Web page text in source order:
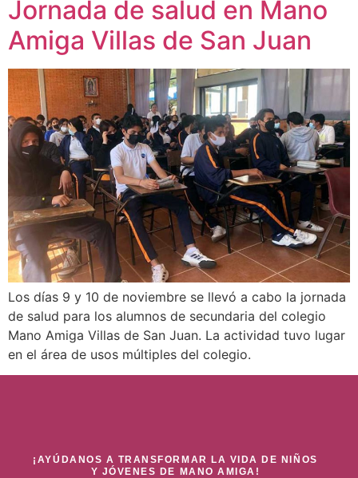
Jornada de salud en Mano
Amiga Villas de San Juan
Los días 9 y 10 de noviembre se llevó a cabo la jornada
de salud para los alumnos de secundaria del colegio
Mano Amiga Villas de San Juan. La actividad tuvo lugar
en el área de usos múltiples del colegio.
¡AYÚDANOS A TRANSFORMAR LA VIDA DE NIÑOS
Y JÓVENES DE MANO AMIGA!